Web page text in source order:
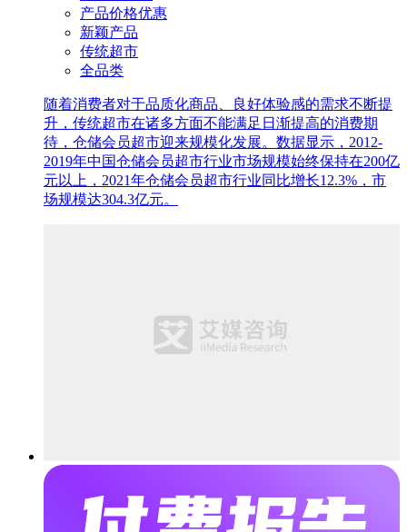
产品价格优惠
新颖产品
传统超市
全品类
随着消费者对于品质化商品、良好体验感的需求不断提
升，传统超市在诸多方面不能满足日渐提高的消费期
待，仓储会员超市迎来规模化发展。数据显示，2012-
2019年中国仓储会员超市行业市场规模始终保持在200亿
元以上，2021年仓储会员超市行业同比增长12.3%，市
场规模达304.3亿元。